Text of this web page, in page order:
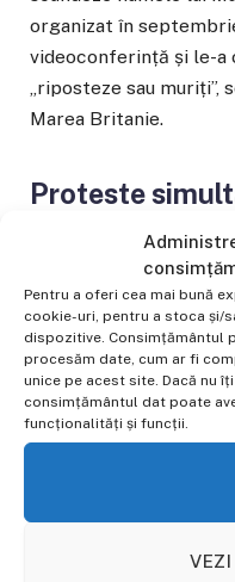
Pentru a oferi cea mai bună
cookie-uri, pentru a stoca și/
dispozitive. Consimțământul
procesăm date, cum ar fi
unice pe acest site. Dacă nu
consimțământul dat poate
funcționalități și funcții.
VEZI
organizat în
videoconferință și le-
„riposteze sau
Marea Britanie.
Proteste
de securitate
Manifestația „Unite the
zi cu un marș pro-
Nakba Day, desfășurat
a determinat Poliția
dintre cele mai ample
ultimii ani.
divizare”, spunând că